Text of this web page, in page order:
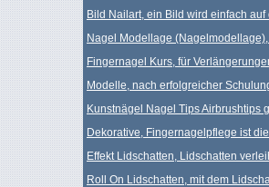
Bild Nailart, ein Bild wird einfach
Nagel Modellage
Fingernagel Kurs, für
Modelle, nach erfolgreicher
Kunstnägel Nagel Tips Airbrushtips
Dekorative, Fingernagelpflege ist
Effekt Lidschatten, Lidschatten
Roll On Lidschatten, mit dem